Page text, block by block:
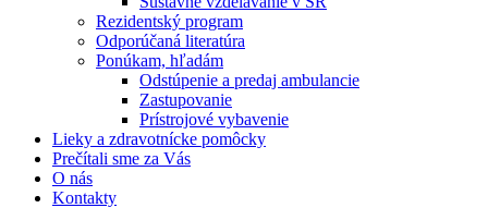
Rezidentský program
Odporúčaná literatúra
Ponúkam, hľadám
Odstúpenie a predaj ambulancie
Zastupovanie
Prístrojové vybavenie
Lieky a zdravotnícke pomôcky
Prečítali sme za Vás
O nás
Kontakty